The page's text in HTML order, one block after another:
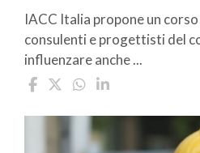
IACC Italia propone un
consulenti e progettisti del
influenzare anche ...